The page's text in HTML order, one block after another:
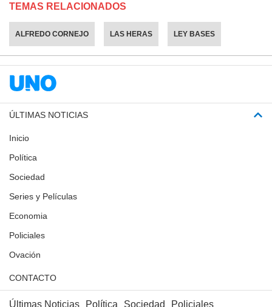
TEMAS RELACIONADOS
ALFREDO CORNEJO LAS HERAS LEY BASES
ÚLTIMAS NOTICIAS
Inicio
Política
Sociedad
Series y Películas
Economia
Policiales
Ovación
CONTACTO
Últimas Noticias Política Sociedad Policiales